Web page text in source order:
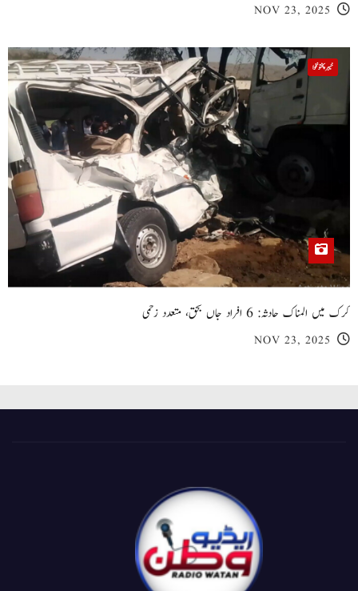
NOV 23, 2025
خیبر پختونخوا
کرک میں المناک حادثہ: 6 افراد جاں بحق، متعدد زخمی
NOV 23, 2025